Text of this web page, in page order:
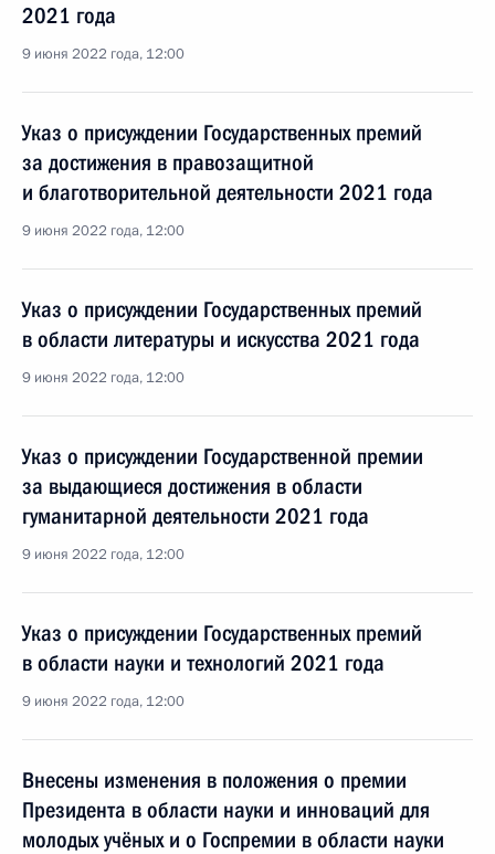
2021 года
9 июня 2022 года, 12:00
Указ о присуждении Государственных премий
за достижения в правозащитной
и благотворительной деятельности 2021 года
9 июня 2022 года, 12:00
Указ о присуждении Государственных премий
в области литературы и искусства 2021 года
9 июня 2022 года, 12:00
Указ о присуждении Государственной премии
за выдающиеся достижения в области
гуманитарной деятельности 2021 года
9 июня 2022 года, 12:00
Указ о присуждении Государственных премий
в области науки и технологий 2021 года
9 июня 2022 года, 12:00
Внесены изменения в положения о премии
Президента в области науки и инноваций для
молодых учёных и о Госпремии в области науки